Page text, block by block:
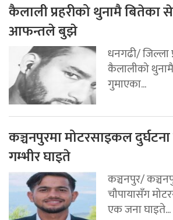
कैलाली प्रहरीको थुनामै बितेका
आफन्तले बुझे
धनगढी/ जिल्ला
कैलालीको
गुमाएका...
कञ्चनपुरमा मोटरसाइकल
गम्भीर घाइते
कञ्चनपुर/
चौपायासँग
एक जना घाइते...